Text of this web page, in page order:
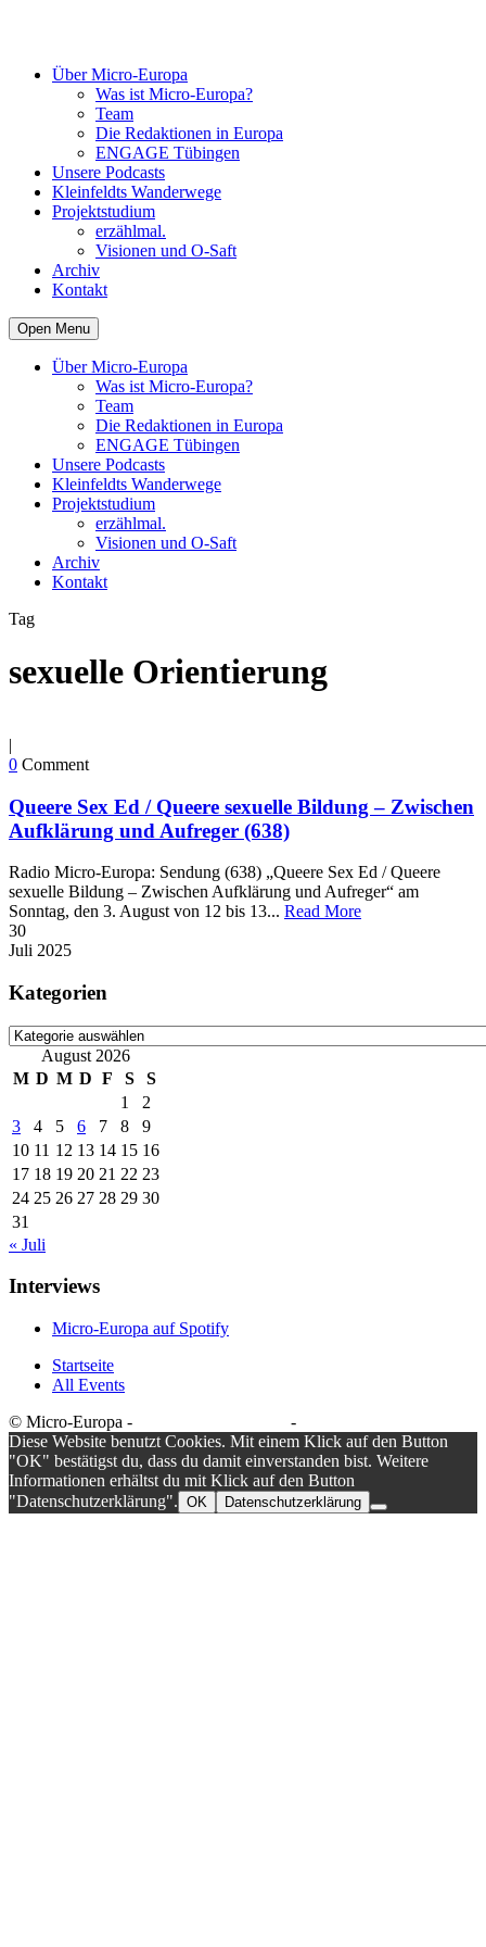
Über Micro-Europa
Was ist Micro-Europa?
Team
Die Redaktionen in Europa
ENGAGE Tübingen
Unsere Podcasts
Kleinfeldts Wanderwege
Projektstudium
erzählmal.
Visionen und O-Saft
Archiv
Kontakt
Open Menu
Über Micro-Europa
Was ist Micro-Europa?
Team
Die Redaktionen in Europa
ENGAGE Tübingen
Unsere Podcasts
Kleinfeldts Wanderwege
Projektstudium
erzählmal.
Visionen und O-Saft
Archiv
Kontakt
Tag
sexuelle Orientierung
|
0 Comment
Queere Sex Ed / Queere sexuelle Bildung – Zwischen
Aufklärung und Aufreger (638)
Radio Micro-Europa: Sendung (638) „Queere Sex Ed / Queere
sexuelle Bildung – Zwischen Aufklärung und Aufreger“ am
Sonntag, den 3. August von 12 bis 13... Read More
30
Juli 2025
Kategorien
Kategorien
August 2026
M D M D F S
S
1
2
3
4 5 6 7 8
9
10 11 12 13 14 15 16
17 18 19 20 21 22 23
24 25 26 27 28 29 30
31
« Juli
Interviews
Micro-Europa auf Spotify
Startseite
All Events
© Micro-Europa -
-
Diese Website benutzt Cookies. Mit einem Klick auf den Button
"OK" bestätigst du, dass du damit einverstanden bist. Weitere
Informationen erhältst du mit Klick auf den Button
"Datenschutzerklärung". OK Datenschutzerklärung